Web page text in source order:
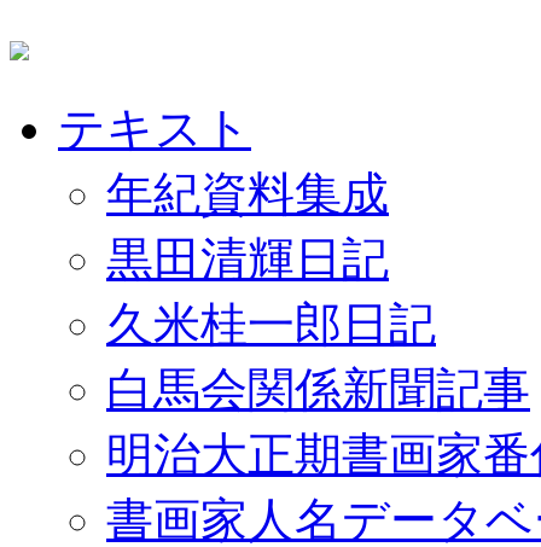
テキスト
年紀資料集成
黒田清輝日記
久米桂一郎日記
白馬会関係新聞記事
明治大正期書画家
書画家人名データ